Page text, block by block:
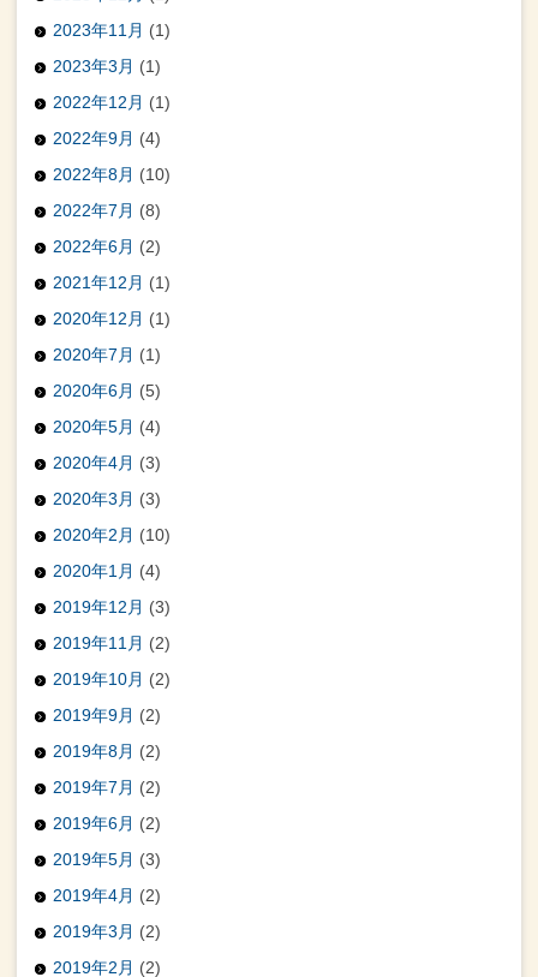
2023年11月 (1)
2023年3月 (1)
2022年12月 (1)
2022年9月 (4)
2022年8月 (10)
2022年7月 (8)
2022年6月 (2)
2021年12月 (1)
2020年12月 (1)
2020年7月 (1)
2020年6月 (5)
2020年5月 (4)
2020年4月 (3)
2020年3月 (3)
2020年2月 (10)
2020年1月 (4)
2019年12月 (3)
2019年11月 (2)
2019年10月 (2)
2019年9月 (2)
2019年8月 (2)
2019年7月 (2)
2019年6月 (2)
2019年5月 (3)
2019年4月 (2)
2019年3月 (2)
2019年2月 (2)